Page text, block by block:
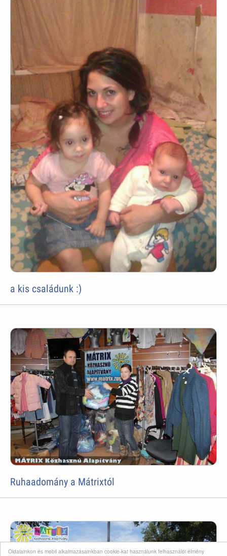
Oldalainkon és mobil alkalmazásainkban cookie-kat használunk felhasználói élmény
a kis családunk :)
Ruhaadomány a Mátrixtól